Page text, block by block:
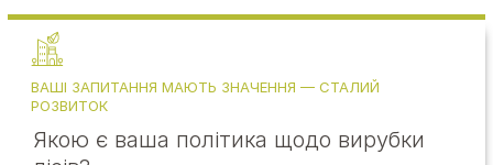
ВАШІ ЗАПИТАННЯ МАЮТЬ ЗНАЧЕННЯ — СТАЛИЙ
РОЗВИТОК
Якою є ваша політика щодо вирубки